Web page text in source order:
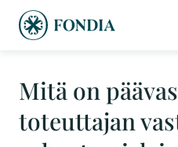
Mitä on
toteuttajan